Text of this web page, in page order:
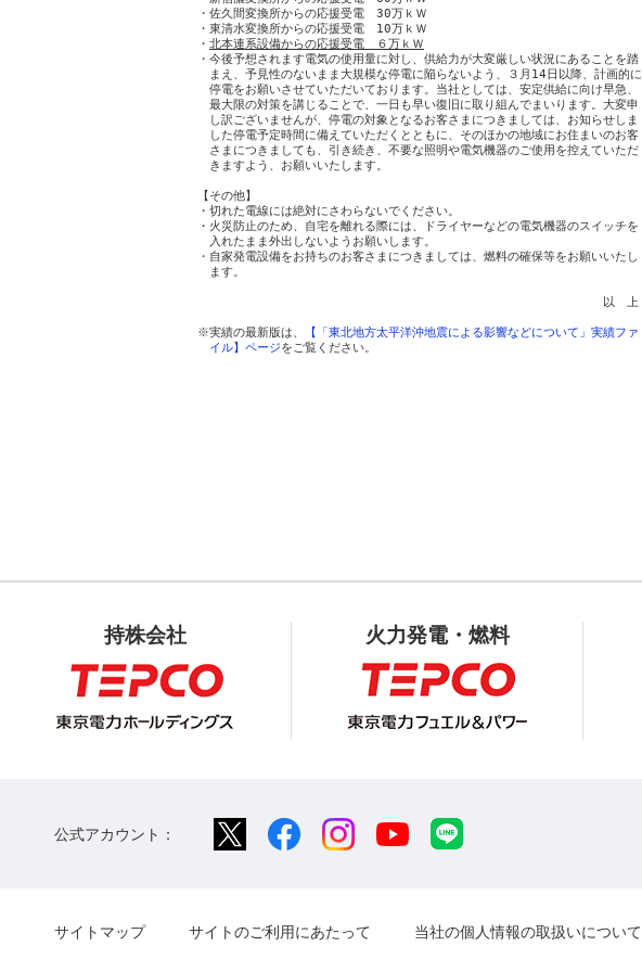
・佐久間変換所からの応援受電　30万ｋＷ
・東清水変換所からの応援受電　10万ｋＷ
・ 北本連系設備からの応援受電　６万ｋＷ
・今後予想されます電気の使用量に対し、供給力が大変厳しい状況にあることを踏
まえ、予見性のないまま大規模な停電に陥らないよう、３月14日以降、計画的に
停電をお願いさせていただいております。当社としては、安定供給に向け早急、
最大限の対策を講じることで、一日も早い復旧に取り組んでまいります。大変申
し訳ございませんが、停電の対象となるお客さまにつきましては、お知らせしま
した停電予定時間に備えていただくとともに、そのほかの地域にお住まいのお客
さまにつきましても、引き続き、不要な照明や電気機器のご使用を控えていただ
きますよう、お願いいたします。
【その他】
・切れた電線には絶対にさわらないでください。
・火災防止のため、自宅を離れる際には、ドライヤーなどの電気機器のスイッチを
入れたまま外出しないようお願いします。
・自家発電設備をお持ちのお客さまにつきましては、燃料の確保等をお願いいたし
ます。
以　上
※実績の最新版は、
【「東北地方太平洋沖地震による影響などについて」実績ファ
イル】ページをご覧ください。
持株会社 火力発電・燃料
公式アカウント：
サイトマップ サイトのご利用にあたって 当社の個人情報の取扱いについて